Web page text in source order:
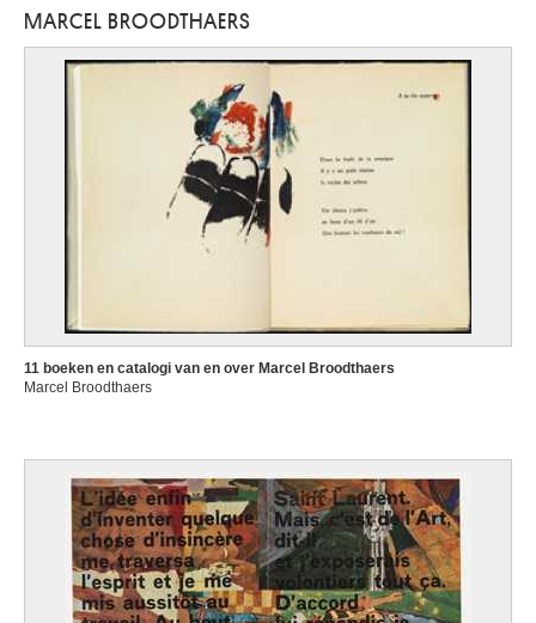
MARCEL BROODTHAERS
11 boeken en catalogi van en over Marcel Broodthaers
Marcel Broodthaers